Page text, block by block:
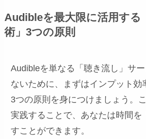
Audibleを最大限に活用する
術」3つの原則
Audibleを単なる「聴き流し」サ
ないために、まずはインプット効
3つの原則を身につけましょう。
実践することで、あなたは時間を
すことができます。